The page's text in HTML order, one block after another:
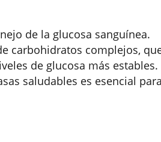
de la glucosa sanguínea.
carbohidratos complejos,
de glucosa más estables.
saludables es esencial